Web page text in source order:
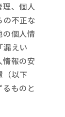
理、個人
の不正な
の個人情
漏えい
報の安
（以下
るものと